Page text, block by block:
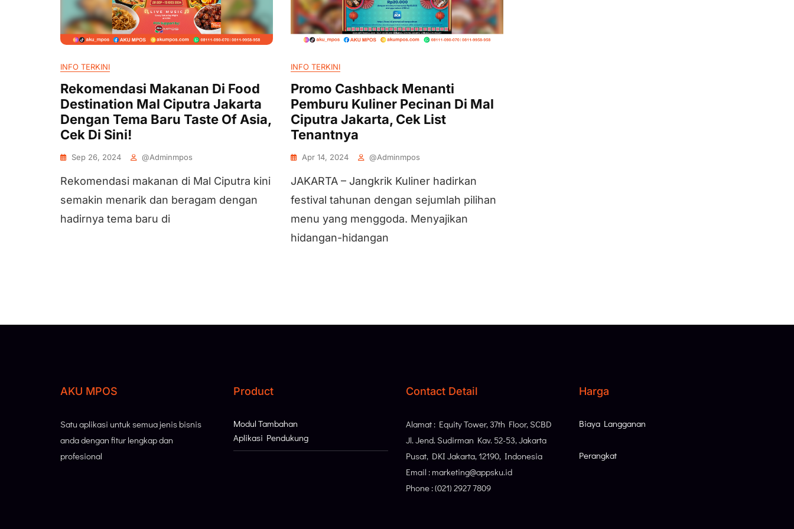
INFO TERKINI
Rekomendasi Makanan Di Food
Destination Mal Ciputra Jakarta
Dengan Tema Baru Taste Of Asia,
Cek Di Sini!
Sep 26, 2024 @adminmpos
Rekomendasi makanan di Mal Ciputra kini
semakin menarik dan beragam dengan
hadirnya tema baru di
INFO TERKINI
Promo Cashback Menanti
Pemburu Kuliner Pecinan Di Mal
Ciputra Jakarta, Cek List
Tenantnya
Apr 14, 2024 @adminmpos
JAKARTA – Jangkrik Kuliner hadirkan
festival tahunan dengan sejumlah pilihan
menu yang menggoda. Menyajikan
hidangan-hidangan
AKU MPOS
Satu aplikasi untuk semua jenis bisnis
anda dengan fitur lengkap dan
profesional
Product
Modul Tambahan
Aplikasi Pendukung
Contact Detail
Alamat : Equity Tower, 37th Floor, SCBD
Jl. Jend. Sudirman Kav. 52-53, Jakarta
Pusat, DKI Jakarta, 12190, Indonesia
Email : marketing@appsku.id
Phone : (021) 2927 7809
Harga
Biaya Langganan
Perangkat